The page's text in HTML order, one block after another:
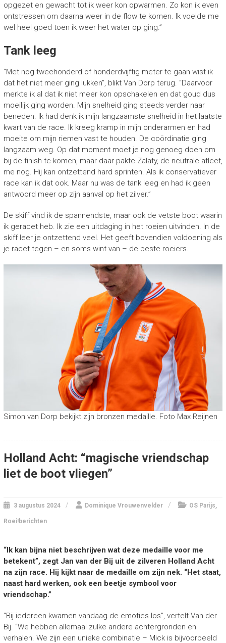
opgezet en gewacht tot ik weer kon opwarmen. Zo kon ik even
ontstressen om daarna weer in de flow te komen. Ik voelde me
wel heel goed toen ik weer het water op ging.”
Tank leeg
“Met nog tweehonderd of honderdvijftig meter te gaan wist ik
dat het niet meer ging lukken”, blikt Van Dorp terug. “Daarvoor
merkte ik al dat ik niet meer kon opschakelen en dat goud dus
moeilijk ging worden. Mijn snelheid ging steeds verder naar
beneden. Ik had denk ik mijn langzaamste snelheid in het laatste
kwart van de race. Ik kreeg kramp in mijn onderarmen en had
moeite om mijn riemen vast te houden. De coördinatie ging
langzaam weg. Op dat moment moet je nog genoeg doen om
bij de finish te komen, maar daar pakte Zalaty, de neutrale atleet,
me nog. Hij kan ontzettend hard sprinten. Als ik conservatiever
race kan ik dat ook. Maar nu was de tank leeg en had ik geen
antwoord meer op zijn aanval op het zilver.”
De skiff vind ik de spannendste, maar ook de vetste boot waarin
ik geracet heb. Ik zie een uitdaging in het roeien uitvinden. In de
skiff leer je ontzettend veel. Het geeft bovendien voldoening als
je racet tegen – en soms wint van – de beste roeiers.
Simon van Dorp bekijkt zijn bronzen medaille. Foto Max Reijnen
Holland Acht: “magische vriendschap
liet de boot vliegen”
3 augustus 2024 Dominique Vrouwenvelder OS Parijs,
Roei!berichten
“Ik kan bijna niet beschrijven wat deze medaille voor me
betekent”, zegt Jan van der Bij uit de zilveren Holland Acht
na zijn race. Hij kijkt naar de medaille om zijn nek. “Het staat,
naast hard werken, ook een beetje symbool voor
vriendschap.”
“Bij iedereen kwamen vandaag de emoties los”, vertelt Van der
Bij. “We hebben allemaal zulke andere achtergronden en
verhalen. We zijn een unieke combinatie – Mick is bijvoorbeeld